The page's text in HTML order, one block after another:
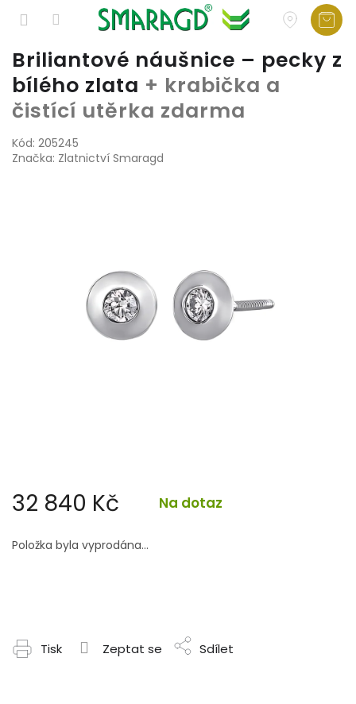
Přejít
obsah
Briliantové náušnice – pecky z
bílého zlata + krabička a
čistící utěrka zdarma
Kód: 205245
Značka: Zlatnictví Smaragd
32 840 Kč Na dotaz
cena:
Položka byla vyprodána…
Tisk Zeptat se Sdílet